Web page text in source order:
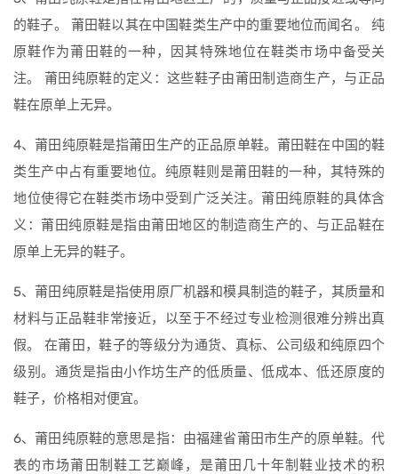
的鞋子。 莆田鞋以其在中国鞋类生产中的重要地位而闻名。 纯
原鞋作为莆田鞋的一种，因其特殊地位在鞋类市场中备受关
注。 莆田纯原鞋的定义：这些鞋子由莆田制造商生产，与正品
鞋在原单上无异。
4、莆田纯原鞋是指莆田生产的正品原单鞋。莆田鞋在中国的鞋
类生产中占有重要地位。纯原鞋则是莆田鞋的一种，其特殊的
地位使得它在鞋类市场中受到广泛关注。莆田纯原鞋的具体含
义：莆田纯原鞋是指由莆田地区的制造商生产的、与正品鞋在
原单上无异的鞋子。
5、莆田纯原鞋是指使用原厂机器和模具制造的鞋子，其质量和
材料与正品鞋非常接近，以至于不经过专业检测很难分辨出真
假。 在莆田，鞋子的等级分为通货、真标、公司级和纯原四个
级别。通货是指由小作坊生产的低质量、低成本、低还原度的
鞋子，价格相对便宜。
6、莆田纯原鞋的意思是指：由福建省莆田市生产的原单鞋。代
表的市场莆田制鞋工艺巅峰，是莆田几十年制鞋业技术的积